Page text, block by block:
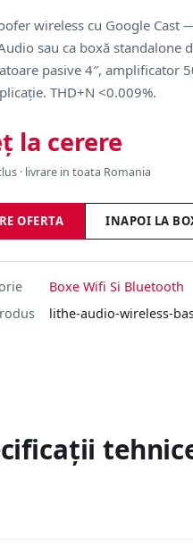
wireless cu Google
sau ca boxă standalone
pasive 4″, amplificator
THD+N <0.009%.
la cerere
· livrare in toata Romania
OFERTA INAPOI LA
Boxe Wifi Si Bluetooth
lithe-audio-wireless-